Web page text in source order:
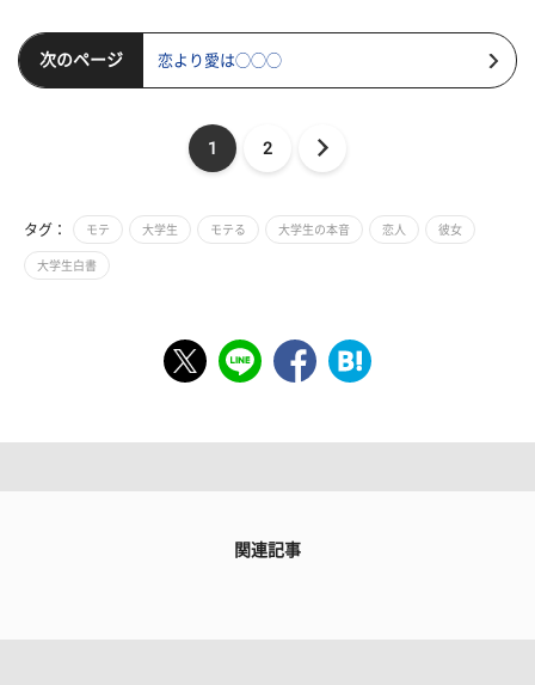
次のページ 恋より愛は◯◯◯
1 2
タグ： モテ 大学生 モテる 大学生の本音 恋人 彼女
大学生白書
関連記事